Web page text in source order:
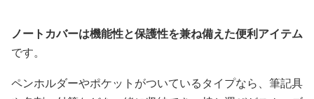
ノートカバーは機能性と保護性を兼ね備えた便利アイテム
です。
ペンホルダーやポケットがついているタイプなら、筆記具